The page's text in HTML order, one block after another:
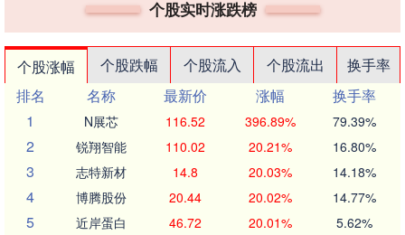
个股实时涨跌榜
个股涨幅 个股跌幅 个股流入 个股流出
换手率
排名
名称 最新价 涨幅
换手率
1
N展芯 116.52 396.89% 79.39%
2 锐翔智能 110.02 20.21% 16.80%
3 志特新材 14.8 20.03% 14.18%
4 博腾股份 20.44 20.02% 14.77%
5 近岸蛋白 46.72 20.01% 5.62%